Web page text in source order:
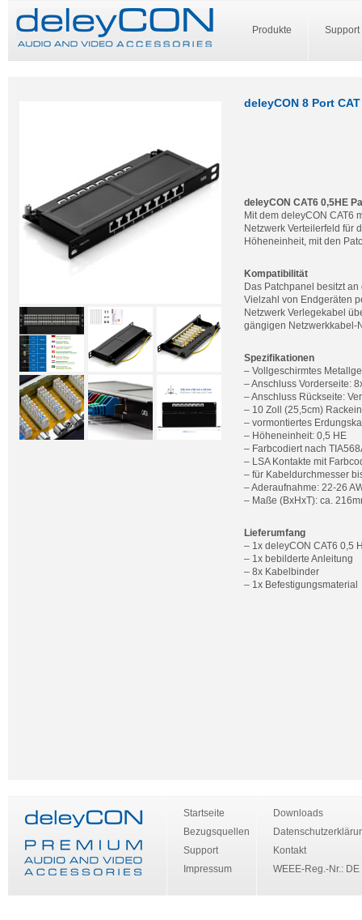
Produkte Support
deleyCON 8 Port
deleyCON CAT6 0,5HE
Mit dem deleyCON CAT6
Netzwerk Verteilerfeld für
Höheneinheit, mit den
Kompatibilität
Das Patchpanel besitzt
Vielzahl von Endgeräten
Netzwerk Verlegekabel
gängigen Netzwerkkabel-
Spezifikationen
– Vollgeschirmtes
– Anschluss Vorderseite:
– Anschluss Rückseite:
– 10 Zoll (25,5cm)
– vormontiertes
– Höheneinheit: 0,5 HE
– Farbcodiert nach
– LSA Kontakte mit
– für Kabeldurchmesser
– Aderaufnahme: 22-26
– Maße (BxHxT): ca.
Lieferumfang
– 1x deleyCON CAT6 0,5
– 1x bebilderte Anleitung
– 8x Kabelbinder
– 1x Befestigungsmaterial
Startseite
Bezugsquellen
Support
Impressum
Downloads
Kontakt
WEEE-Reg.-Nr.: